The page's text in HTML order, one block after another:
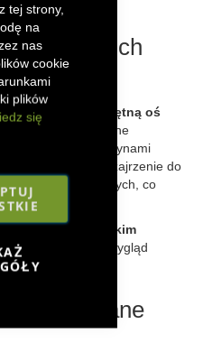
tej strony,
na
nas
cookie
plików
się
do ciężkich
jest w
skrętną oś
i precyzyjne
z ciężkimi maszynami
umożliwia zajrzenie do
serwisowych, co
oponami i głębokim
oraz realistyczny wygląd